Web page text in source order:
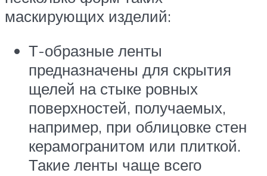
маскирующих изделий:
Т-образные ленты
предназначены для скрытия
щелей на стыке ровных
поверхностей, получаемых,
например, при облицовке стен
керамогранитом или плиткой.
Такие ленты чаще всего